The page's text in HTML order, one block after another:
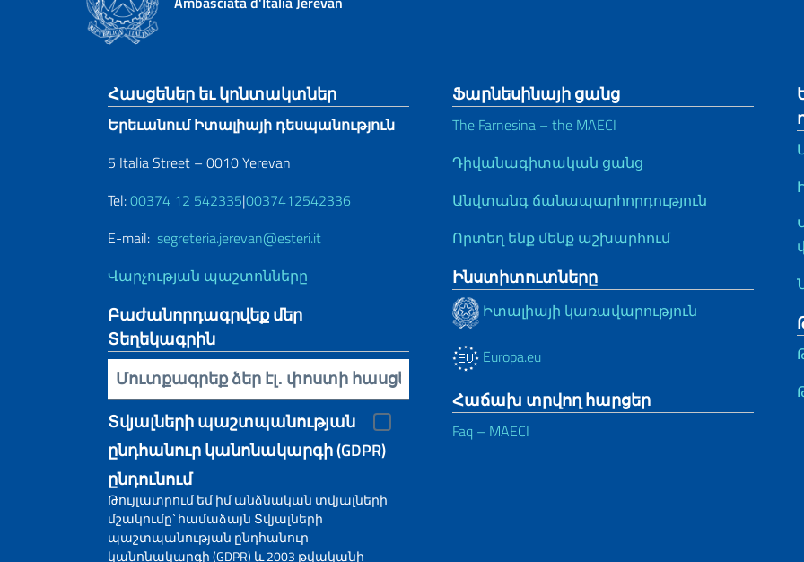
Footer section
Հասցեներ եւ կոնտակտներ
Երեւանում Իտալիայի դեսպանություն
5 Italia Street – 0010 Yerevan
Tel:00374 12 542335|0037412542336
E-mail: segreteria.jerevan@esteri.it
Վարչության պաշտոնները
Բաժանորդագրվեք մեր
Տեղեկագրին
Inserisci la tua email
Տվյալների պաշտպանության
ընդհանուր կանոնակարգի (GDPR)
ընդունում
Թույլատրում եմ իմ անձնական տվյալների
մշակումը՝ համաձայն Տվյալների
պաշտպանության ընդհանուր
կանոնակարգի (GDPR) և 2003 թվականի
Ֆարնեսինայի ցանց
The Farnesina – the MAECI
Դիվանագիտական ցանց
Անվտանգ ճանապարհորդություն
Որտեղ ենք մենք աշխարհում
Ինստիտուտները
Իտալիայի կառավարություն
Europa.eu
Հաճախ տրվող հարցեր
Faq – MAECI